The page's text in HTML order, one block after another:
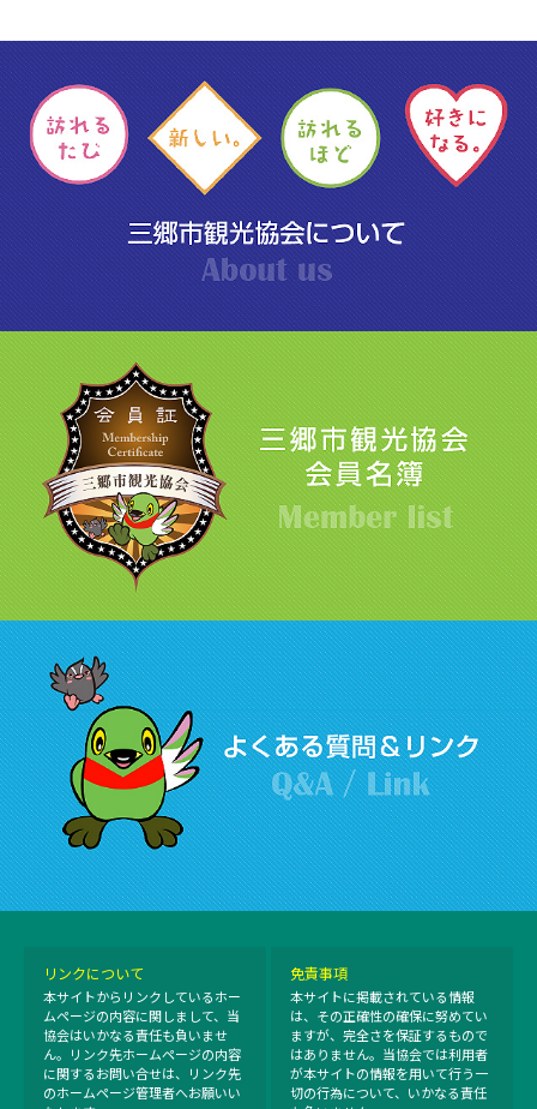
リンクについて
本サイトからリンクしているホー
ムページの内容に関しまして、当
協会はいかなる責任も負いませ
ん。リンク先ホームページの内容
に関するお問い合せは、リンク先
のホームページ管理者へお願いい
免責事項
本サイトに掲載されている情報
は、その正確性の確保に努めてい
ますが、完全さを保証するもので
はありません。当協会では利用者
が本サイトの情報を用いて行う一
切の行為について、いかなる責任